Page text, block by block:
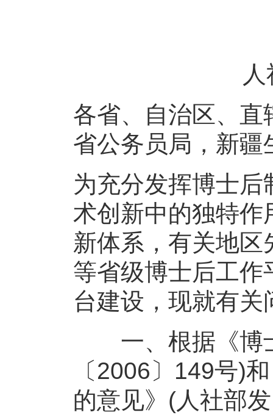
各省、自治区、
省公务员局，新
为充分发挥博士
术创新中的独特作
新体系，有关地
等省级博士后工
台建设，现就有关
一、根据《博
〔2006〕149号)
的意见》(人社部